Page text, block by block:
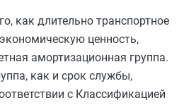
как длительно транспортное
ценность,
амортизационная группа.
как и срок службы,
с Классификацией